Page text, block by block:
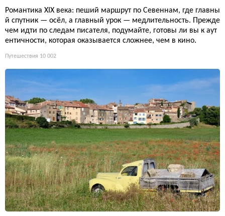
Романтика XIX века: пеший маршрут по Севеннам, где главны
й спутник — осёл, а главный урок — медлительность. Прежде
чем идти по следам писателя, подумайте, готовы ли вы к аут
ентичности, которая оказывается сложнее, чем в кино.
Путешествия 10 002